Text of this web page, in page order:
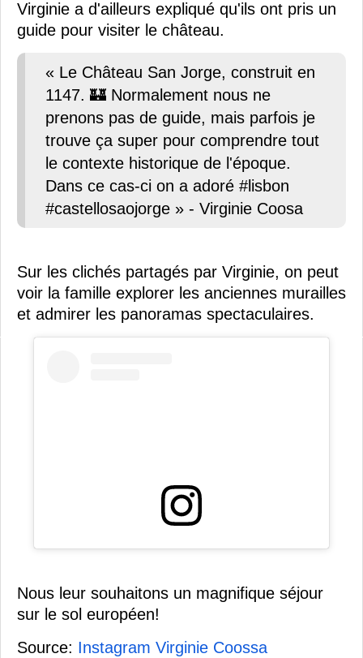
Virginie a d'ailleurs expliqué qu'ils ont pris un
guide pour visiter le château.
« Le Château San Jorge, construit en
1147. 🏰 Normalement nous ne
prenons pas de guide, mais parfois je
trouve ça super pour comprendre tout
le contexte historique de l'époque.
Dans ce cas-ci on a adoré #lisbon
#castellosaojorge » - Virginie Coosa
Sur les clichés partagés par Virginie, on peut
voir la famille explorer les anciennes murailles
et admirer les panoramas spectaculaires.
Nous leur souhaitons un magnifique séjour
sur le sol européen!
Source: Instagram Virginie Coossa